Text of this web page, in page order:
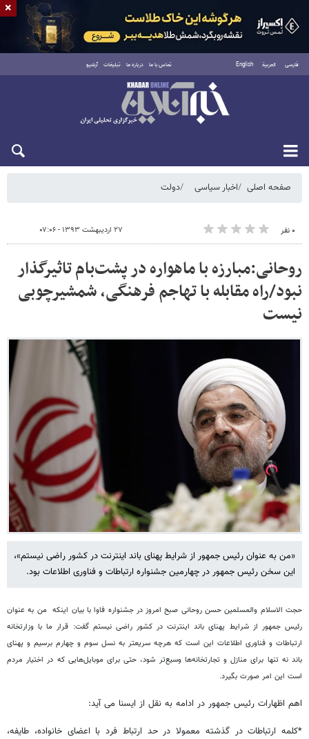
فارسی العربية English تماس با ما درباره ما تبلیغات آرشیو
شنبه ۱۷ مرداد ۱۴۰۵
صفحه اصلی اخبار سیاسی دولت
۰ نفر ۲۷ اردیبهشت ۱۳۹۳ - ۰۷:۰۶
روحانی:مبارزه با ماهواره در پشت‌بام تاثیرگذار
نبود/راه مقابله با تهاجم فرهنگی، شمشیرچوبی
نیست
«من به عنوان رئیس جمهور از شرایط پهنای باند اینترنت در کشور راضی نیستم»،
این سخن رئیس جمهور در چهارمین جشنواره ارتباطات و فناوری اطلاعات بود.
حجت الاسلام والمسلمین حسن روحانی صبح امروز در جشنواره فاوا با بیان اینکه من به عنوان
رئیس جمهور از شرایط پهنای باند اینترنت در کشور راضی نیستم گفت: قرار ما با وزارتخانه
ارتباطات و فناوری اطلاعات این است که هرچه سریعتر به نسل سوم و چهارم برسیم و پهنای
باند نه تنها برای منازل و تجارتخانه‌ها وسیع‌تر شود، حتی برای موبایل‌هایی که در اختیار مردم
است این امر صورت بگیرد.
اهم اظهارات رئیس جمهور در ادامه به نقل از ایسنا می آید:
*کلمه ارتباطات در گذشته معمولا در حد ارتباط فرد با اعضای خانواده، طایفه،
×